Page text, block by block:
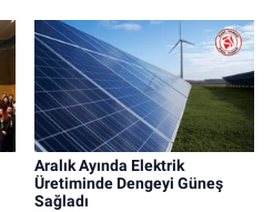
Aralık Ayında Elektrik
Üretiminde Dengeyi Güneş
Sağladı